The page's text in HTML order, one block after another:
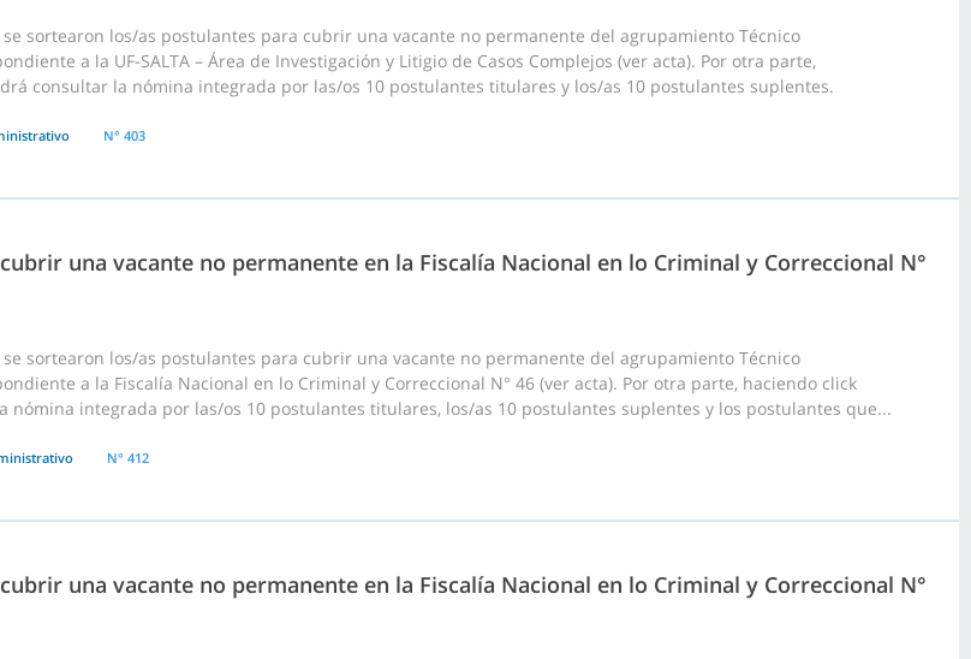
se sortearon los/as postulantes para cubrir una vacante no permanente del agrupamiento Técnico
a la UF-SALTA – Área de Investigación y Litigio de Casos Complejos (ver acta). Por otra parte,
consultar la nómina integrada por las/os 10 postulantes titulares y los/as 10 postulantes suplentes.
N° 403
una vacante no permanente en la Fiscalía Nacional en lo Criminal y Correccional N°
se sortearon los/as postulantes para cubrir una vacante no permanente del agrupamiento Técnico
a la Fiscalía Nacional en lo Criminal y Correccional N° 46 (ver acta). Por otra parte, haciendo click
nómina integrada por las/os 10 postulantes titulares, los/as 10 postulantes suplentes y los postulantes que...
N° 412
una vacante no permanente en la Fiscalía Nacional en lo Criminal y Correccional N°